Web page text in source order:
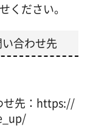
ください。
合わせ先
せ先：https://